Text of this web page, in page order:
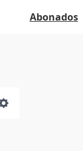
Abonados